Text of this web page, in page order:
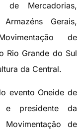
de Mercadorias,
Gerais,
de
Rio Grande do Sul
da Central.
evento Oneide de
e presidente da
Movimentação de